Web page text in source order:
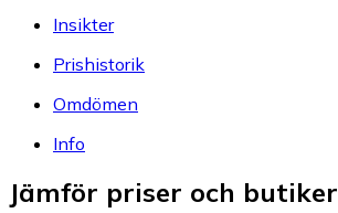
Insikter
Prishistorik
Omdömen
Info
Jämför priser och butiker